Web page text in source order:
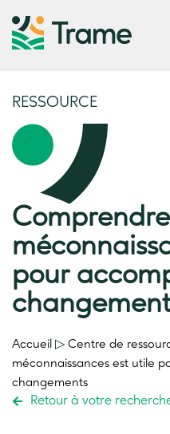
RESSOURCE
pour
Accueil ▷ Centre de
méconnaissances est utile
changements
Retour à votre